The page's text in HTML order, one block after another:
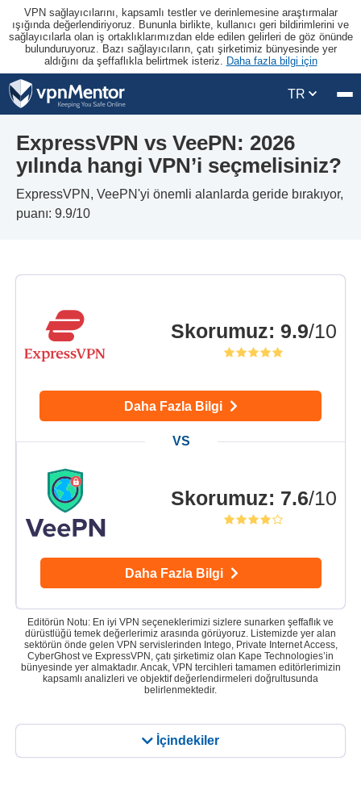
VPN sağlayıcılarını, kapsamlı testler ve derinlemesine araştırmalar
ışığında değerlendiriyoruz. Bununla birlikte, kullanıcı geri bildirimlerini ve
sağlayıcılarla olan iş ortaklıklarımızdan elde edilen gelirleri de göz önünde
bulunduruyoruz. Bazı sağlayıcıların, çatı şirketimiz bünyesinde yer
aldığını da şeffaflıkla belirtmek isteriz. Daha fazla bilgi için
TR
ExpressVPN vs VeePN: 2026
yılında hangi VPN’i seçmelisiniz?
ExpressVPN, VeePN'yi önemli alanlarda geride bırakıyor,
puanı: 9.9/10
İçindekiler
Skorumuz: 9.9/10
Daha Fazla Bilgi
Skorumuz: 7.6/10
Daha Fazla Bilgi
Editörün Notu: En iyi VPN seçeneklerimizi sizlere sunarken şeffaflık ve
dürüstlüğü temek değerlerimiz arasında görüyoruz. Listemizde yer alan
sektörün önde gelen VPN servislerinden Intego, Private Internet Access,
CyberGhost ve ExpressVPN, çatı şirketimiz olan Kape Technologies’in
bünyesinde yer almaktadır. Ancak, VPN tercihleri tamamen editörlerimizin
kapsamlı analizleri ve objektif değerlendirmeleri doğrultusunda
belirlenmektedir.